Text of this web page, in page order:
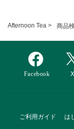
Afternoon Tea > 商品
ご利用ガイド は